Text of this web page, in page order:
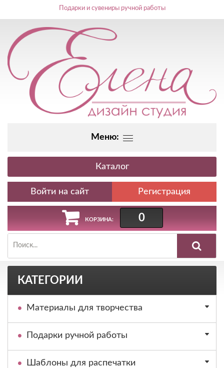
Подарки и сувениры ручной работы
Меню:
Каталог
Регистрация
КОРЗИНА: 0
КАТЕГОРИИ
Материалы для творчества
Подарки ручной работы
Шаблоны для распечатки